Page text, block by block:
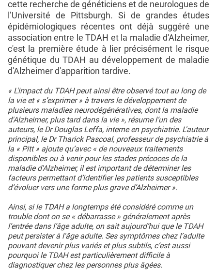
cette recherche de généticiens et de neurologues de
l’Université de Pittsburgh. Si de grandes études
épidémiologiques récentes ont déjà suggéré une
association entre le TDAH et la maladie d'Alzheimer,
c'est la première étude à lier précisément le risque
génétique du TDAH au développement de maladie
d'Alzheimer d'apparition tardive.
« L'impact du TDAH peut ainsi être observé tout au long de
la vie et « s’exprimer » à travers le développement de
plusieurs maladies neurodégénératives, dont la maladie
d'Alzheimer, plus tard dans la vie », résume l’un des
auteurs, le Dr Douglas Leffa, interne en psychiatrie. L'auteur
principal, le Dr Tharick Pascoal, professeur de psychiatrie à
la « Pitt » ajoute qu’avec « de nouveaux traitements
disponibles ou à venir pour les stades précoces de la
maladie d'Alzheimer, il est important de déterminer les
facteurs permettant d’identifier les patients susceptibles
d’évoluer vers une forme plus grave d’Alzheimer ».
Ainsi, si le TDAH a longtemps été considéré comme un
trouble dont on se « débarrasse » généralement après
l’entrée dans l’âge adulte, on sait aujourd’hui que le TDAH
peut persister à l'âge adulte. Ses symptômes chez l’adulte
pouvant devenir plus variés et plus subtils, c’est aussi
pourquoi le TDAH est particulièrement difficile à
diagnostiquer chez les personnes plus âgées.